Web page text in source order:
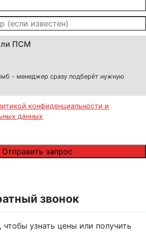
ПСМ
- менеджер сразу подберёт нужную
конфиденциальности и
данных
звонок
узнать цены или получить